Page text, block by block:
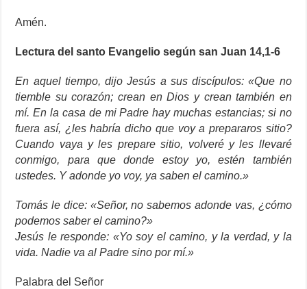
Amén.
Lectura del santo Evangelio según san Juan 14,1-6
En aquel tiempo, dijo Jesús a sus discípulos: «Que no
tiemble su corazón; crean en Dios y crean también en
mí. En la casa de mi Padre hay muchas estancias; si no
fuera así, ¿les habría dicho que voy a prepararos sitio?
Cuando vaya y les prepare sitio, volveré y les llevaré
conmigo, para que donde estoy yo, estén también
ustedes. Y adonde yo voy, ya saben el camino.»
Tomás le dice: «Señor, no sabemos adonde vas, ¿cómo
podemos saber el camino?»
Jesús le responde: «Yo soy el camino, y la verdad, y la
vida. Nadie va al Padre sino por mí.»
Palabra del Señor